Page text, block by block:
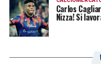
Carlos
Nizza! Si